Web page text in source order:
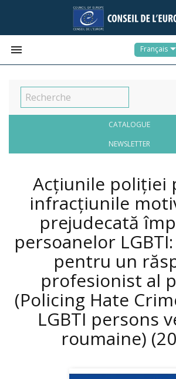
 Français
CATALOGUE
NEWSLETTER
Acțiunile poliției
infracțiunile
prejudecată
persoanelor
pentru un
profesionist al
(Policing Hate
LGBTI persons
roumaine)